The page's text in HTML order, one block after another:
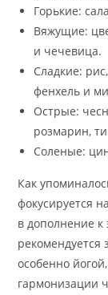
Горькие:
Вяжущие:
и чечевица.
Сладкие:
фенхель и
Острые:
розмарин,
Соленые:
Как
фокусируется
в дополнение
особенно
гармонизации